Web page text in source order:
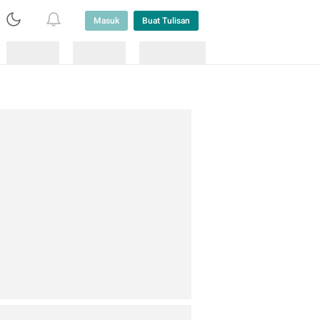
Masuk Buat Tulisan